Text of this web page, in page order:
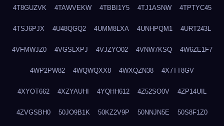
4T8GUZVK 4TAWVEKW 4TBBI1Y5 4TJ1ASNW 4TPTYC45
4TSJ6PJX 4U48QGQ2 4UMM8LXA 4UNHPQM1 4URT243L
4VFMWJZ0 4VGSLXPJ 4VJZYO02 4VNW7KSQ 4W6ZE1F7
4WP2PW82 4WQWQXX8 4WXQZN38 4X7TT8GV
4XYOT662 4XZYAUHI 4YQHH612 4Z52SO0V 4ZP14UIL
4ZVGSBH0 50JO9B1K 50KZ2V9P 50NNJN5E 50S8F1Z0